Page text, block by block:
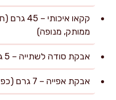
קקאו
ממותק, מנופה)
אבקת סודה לשתייה – 5 גרם (כפית שטוחה)
אבקת אפייה – 7 גרם (כפית וחצי שטוחות)